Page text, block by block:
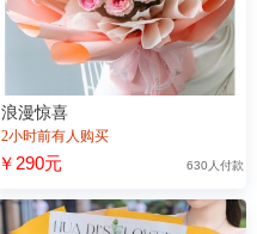
浪漫惊喜
2小时前有人购买
￥290元 630人付款